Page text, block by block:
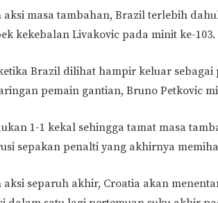
aksi masa tambahan, Brazil terlebih
kekebalan Livakovic pada minit ke-103.
Brazil dilihat hampir keluar
pemain gantian, Bruno Petkovic
1-1 kekal sehingga tamat masa
sepakan penalti yang akhirnya
aksi separuh akhir, Croatia akan